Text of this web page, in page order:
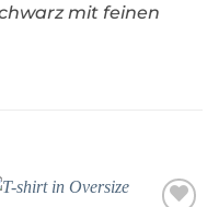
mit feinen